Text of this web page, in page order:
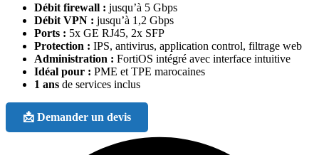
Débit firewall : jusqu’à 5 Gbps
Débit VPN : jusqu’à 1,2 Gbps
Ports : 5x GE RJ45, 2x SFP
Protection : IPS, antivirus, application control, filtrage web
Administration : FortiOS intégré avec interface intuitive
Idéal pour : PME et TPE marocaines
1 ans de services inclus
📩 Demander un devis